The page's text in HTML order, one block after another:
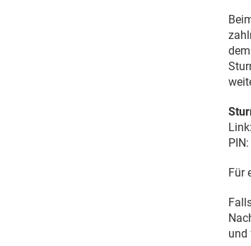
Link:
Für
und